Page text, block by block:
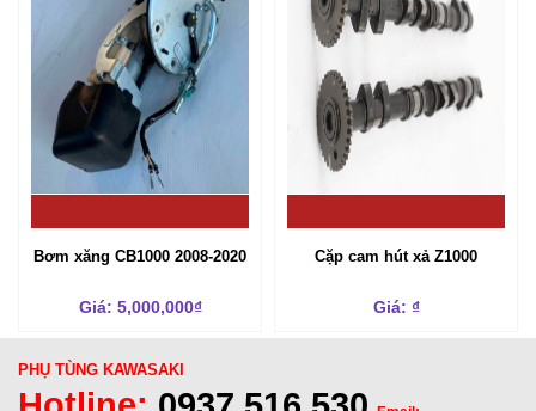
Bơm xăng CB1000 2008-2020
Giá: 5,000,000₫
Cặp cam hút xả Z1000
Giá: ₫
PHỤ TÙNG KAWASAKI